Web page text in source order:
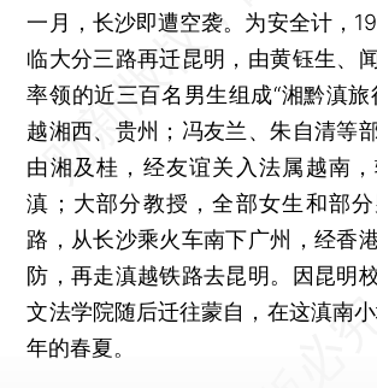
一月，长沙即遭空袭。为安全计，
临大分三路再迁昆明，由黄钰生、
率领的近三百名男生组成“湘黔滇旅
越湘西、贵州；冯友兰、朱自清等
由湘及桂，经友谊关入法属越南
滇；大部分教授，全部女生和部
路，从长沙乘火车南下广州，经香
防，再走滇越铁路去昆明。因昆明
文法学院随后迁往蒙自，在这滇南
年的春夏。